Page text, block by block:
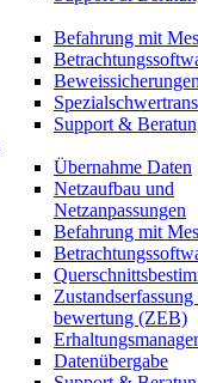
Befahrung mit
Support &
Übernahme Daten
Netzaufbau und
Netzanpassungen
Befahrung mit
bewertung (ZEB)
Datenübergabe